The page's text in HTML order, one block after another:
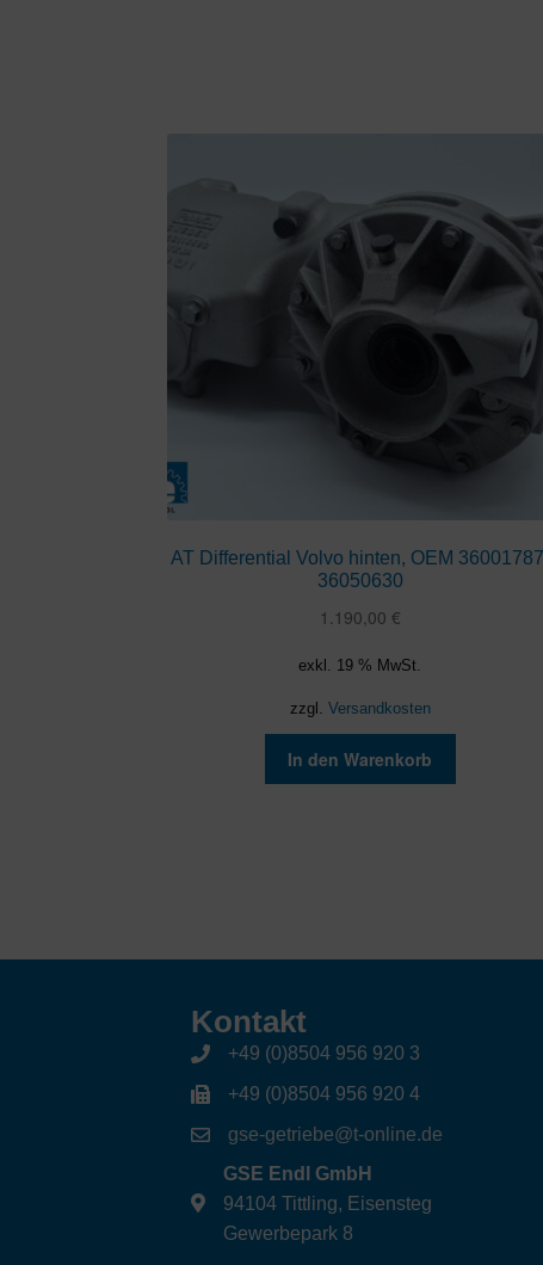
AT Differential Volvo hinten, OEM
36050630
1.190,00 €
exkl. 19 % MwSt.
zzgl. Versandkosten
In den Warenkorb
Kontakt
+49 (0)8504 956 920 3
+49 (0)8504 956 920 4
gse-getriebe@t-online.de
GSE Endl GmbH
94104 Tittling, Eisensteg
Gewerbepark 8